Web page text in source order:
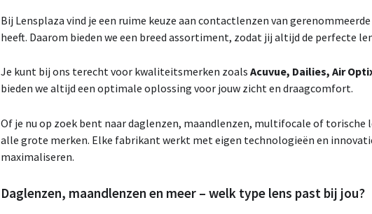
Bij Lensplaza vind je een ruime keuze aan contactlenzen van
heeft. Daarom bieden we een breed assortiment, zodat jij altijd de perfecte
Je kunt bij ons terecht voor kwaliteitsmerken zoalsAcuvue, Dailies, Air
bieden we altijd een optimale oplossing voor jouw zicht en draagcomfort.
Of je nu op zoek bent naar daglenzen, maandlenzen, multifocale of
alle grote merken. Elke fabrikant werkt met eigen technologieën en
maximaliseren.
Daglenzen, maandlenzen en meer – welk type lens past bij jou?